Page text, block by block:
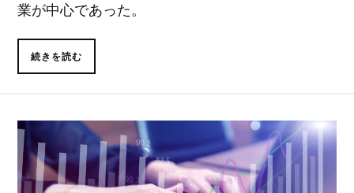
業が中心であった。
続きを読む